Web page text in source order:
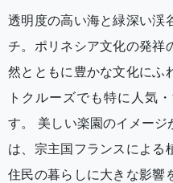
透明度の高い海と緑深い渓
チ。ポリネシア文化の発祥
然とともに豊かな文化にふ
トクルーズでも特に人気
す。 美しい楽園のイメー
は、宗主国フランスによる
住民の暮らしに大きな影響